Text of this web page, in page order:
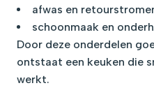
afwas en
schoonmaak en
Door deze onderdelen
ontstaat een keuken die
werkt.